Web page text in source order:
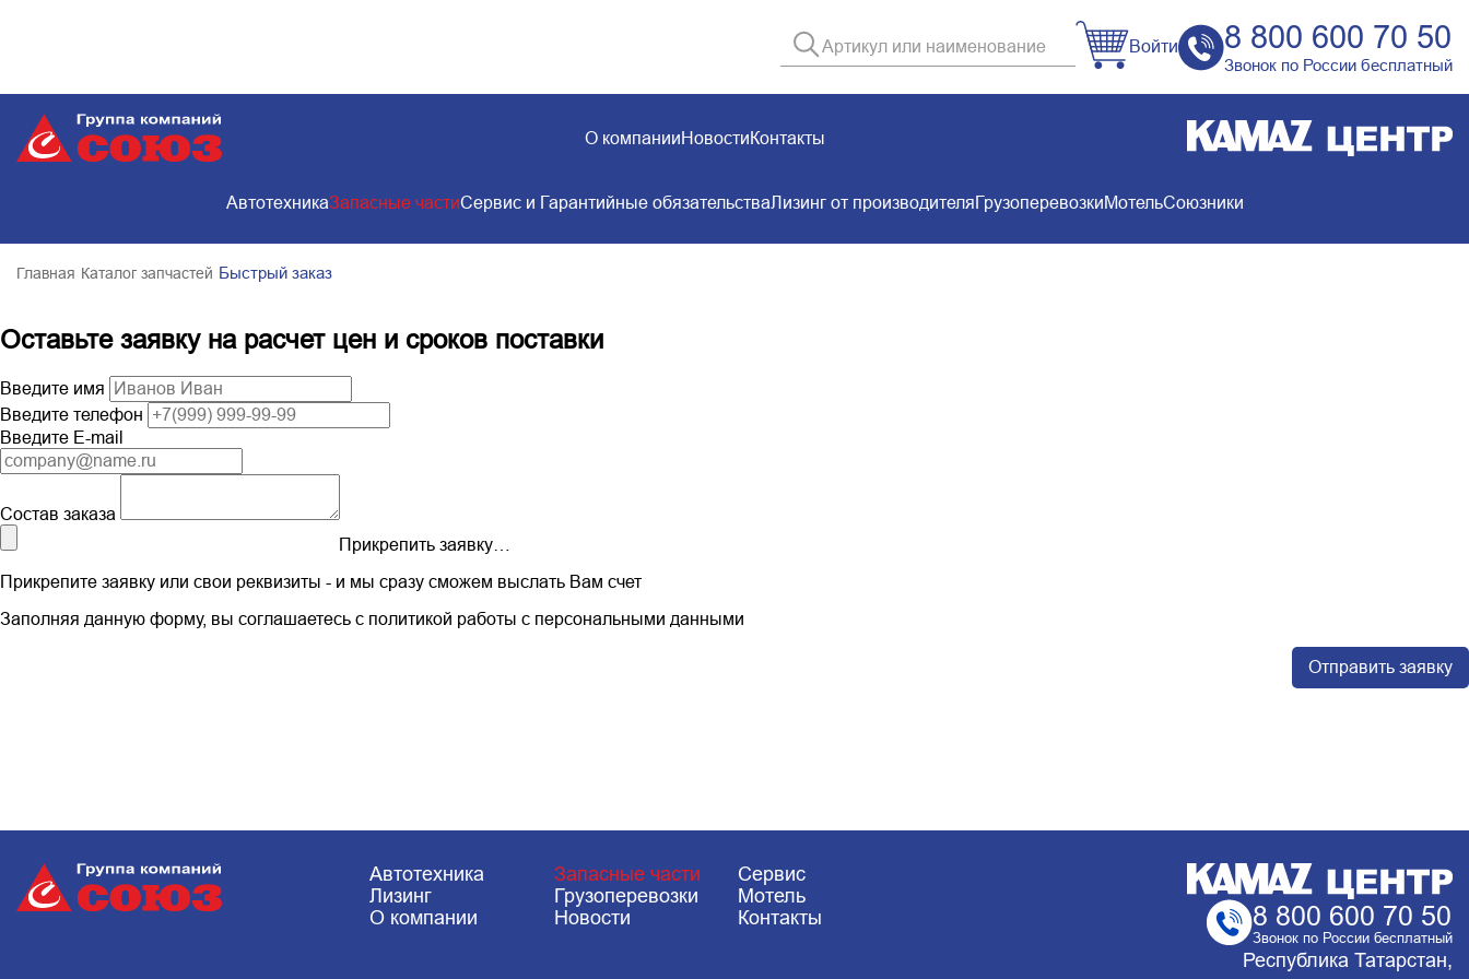
Войти 8 800 600 70 50
Звонок по России бесплатный
О компанииНовостиКонтакты
АвтотехникаЗапасные частиСервис и Гарантийные обязательстваЛизинг от производителяГрузоперевозкиМотельСоюзники
Главная Каталог запчастей Быстрый заказ
Оставьте заявку на расчет цен и сроков поставки
Введите имя
Введите телефон
Введите E-mail
Состав заказа
Прикрепить заявку…
Прикрепите заявку или свои реквизиты - и мы сразу сможем выслать Вам счет
Заполняя данную форму, вы соглашаетесь с политикой работы с персональными данными
Автотехника Запасные части
Сервис
Лизинг
Грузоперевозки
Мотель
О компании
Новости Контакты 8 800 600 70 50
Звонок по России бесплатный
Республика Татарстан,